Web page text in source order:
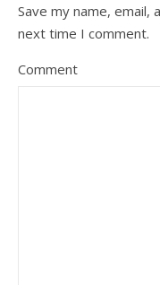
Save my name,
next time I comment.
Comment